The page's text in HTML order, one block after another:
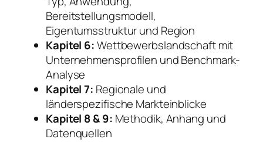
Bereitstellungsmodell,
Eigentumsstruktur und Region
Kapitel 6:Wettbewerbslandschaft mit
Unternehmensprofilen und Benchmark-
Analyse
Kapitel 7: Regionale und
länderspezifische Markteinblicke
Kapitel 8 & 9: Methodik, Anhang und
Datenquellen